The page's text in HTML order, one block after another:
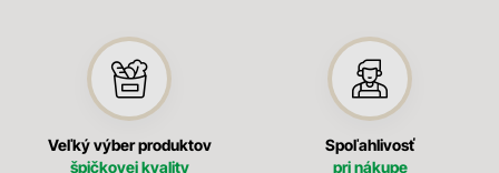
Veľký výber produktov
špičkovej kvality
Spoľahlivosť
pri nákupe